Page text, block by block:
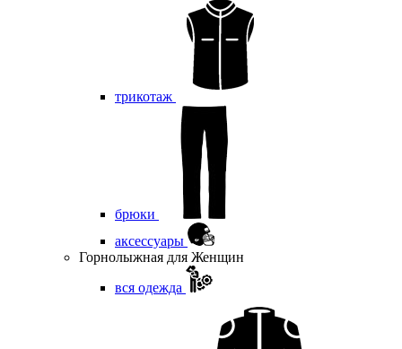
трикотаж
брюки
аксессуары
Горнолыжная для Женщин
вся одежда